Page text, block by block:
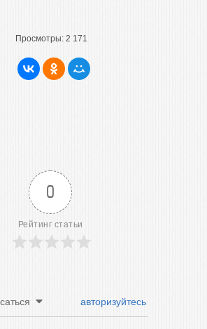
Просмотры: 2 171
0
Рейтинг статьи
авторизуйтесь